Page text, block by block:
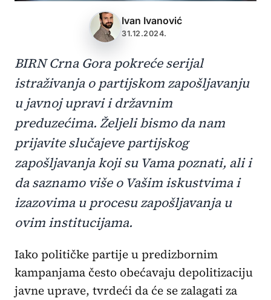
Ivan Ivanović
31.12.2024.
BIRN Crna Gora pokreće serijal
istraživanja o partijskom zapošljavanju
u javnoj upravi i državnim
preduzećima. Željeli bismo da nam
prijavite slučajeve partijskog
zapošljavanja koji su Vama poznati, ali i
da saznamo više o Vašim iskustvima i
izazovima u procesu zapošljavanja u
ovim institucijama.
Iako političke partije u predizbornim
kampanjama često obećavaju depolitizaciju
javne uprave, tvrdeći da će se zalagati za